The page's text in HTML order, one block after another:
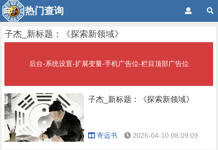
热门查询
子杰_新标题：《探索新领域》
后台-系统设置-扩展变量-手机广告位-栏目顶部广告位
子杰_新标题：《探索新领域》
寄远书 2026-04-10 08:09:09